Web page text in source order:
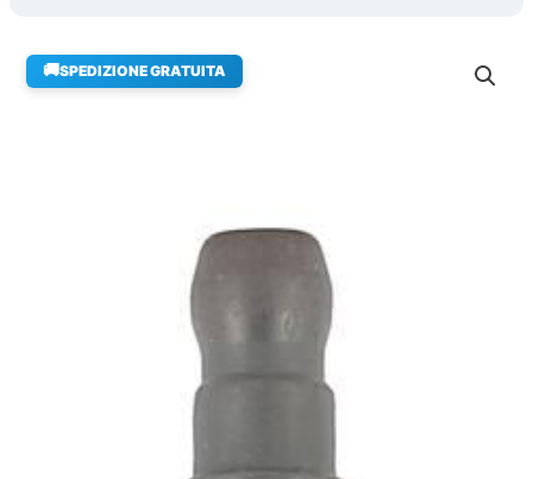
🚚SPEDIZIONE GRATUITA